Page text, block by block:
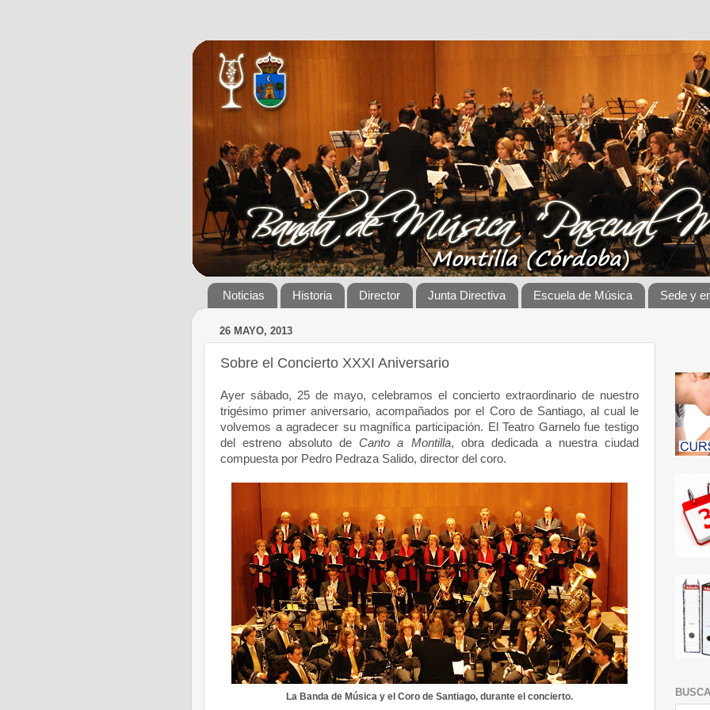
Noticias Historia Director Junta Directiva Escuela de Música Sede y
26 MAYO, 2013
Sobre el Concierto XXXI Aniversario
Ayer sábado, 25 de mayo, celebramos el concierto extraordinario de nuestro
trigésimo primer aniversario, acompañados por el Coro de Santiago, al cual le
volvemos a agradecer su magnífica participación. El Teatro Garnelo fue testigo
del estreno absoluto deCanto a Montilla, obra dedicada a nuestra ciudad
compuesta por Pedro Pedraza Salido, director del coro.
La Banda de Música y el Coro de Santiago, durante el concierto.